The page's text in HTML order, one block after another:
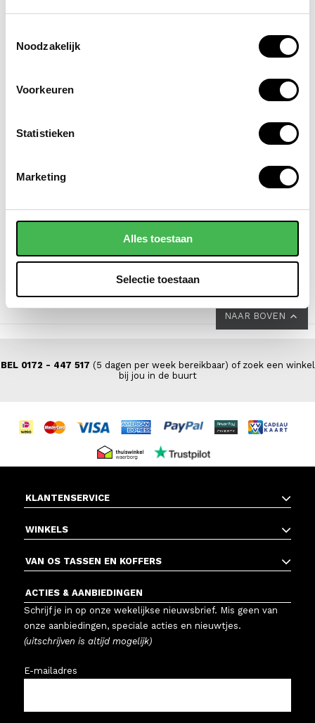
Noodzakelijk
Voorkeuren
Statistieken
Marketing
Alles toestaan
Selectie toestaan
koffer / trolley /
(medium) s'cure
VOOR 149,00
grote schoudertas /
saffiano nora
NAAR BOVEN
BEL 0172 - 447 517 (5 dagen per week bereikbaar) of zoek een winkel
bij jou in de buurt
KLANTENSERVICE
WINKELS
VAN OS TASSEN EN KOFFERS
ACTIES & AANBIEDINGEN
Schrijf je in op onze wekelijkse nieuwsbrief. Mis geen van
onze aanbiedingen, speciale acties en nieuwtjes.
(uitschrijven is altijd mogelijk)
E-mailadres